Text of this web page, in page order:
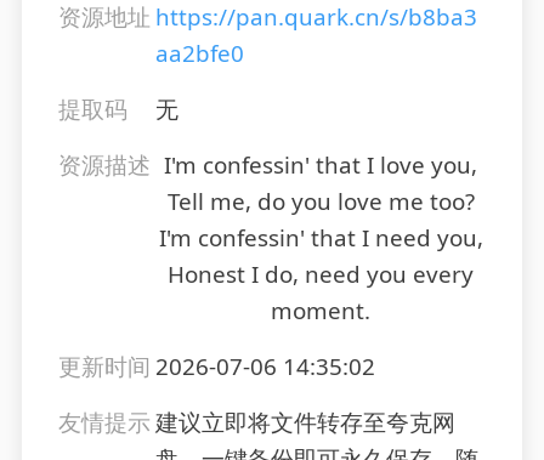
资源地址 https://pan.quark.cn/s/b8ba3
aa2bfe0
提取码
无
资源描述 I'm confessin' that I love you,
Tell me, do you love me too?
I'm confessin' that I need you,
Honest I do, need you every
moment.
更新时间 2026-07-06 14:35:02
友情提示建议立即将文件转存至夸克网